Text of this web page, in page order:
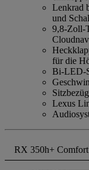
Lenkrad
und
9,8-Zoll-
für die
Bi-LED-
Lexus
RX 350h+